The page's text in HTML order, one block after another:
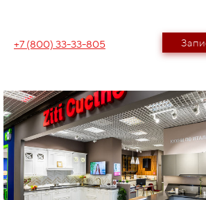
+7 (800) 33-33-805